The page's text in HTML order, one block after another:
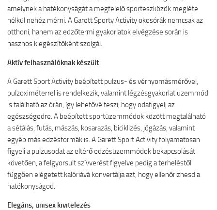
amelynek a hatékonyságát a megfelelő sporteszközök megléte
nélkül nehéz mérni. A Garett Sporty Activity okosórák nemcsak az
otthoni, hanem az edzőtermi gyakorlatok elvégzése során is
hasznos kiegészítőként szolgál.
Aktív felhasználóknak készült
A Garett Sport Activity beépített pulzus- és vérnyomásmérővel,
pulzoximéterrel is rendelkezik, valamint légzésgyakorlat üzemmód
is található az órán, így lehetővé teszi, hogy odafigyelj az
egészségedre. A beépített sportüzemmódok között megtalálható
a sétálás, futás, mászás, kosarazás, biciklizés, jógázás, valamint
egyéb más edzésformák is. A Garett Sport Activity folyamatosan
figyeli a pulzusodat az eltérő edzésüzemmódok bekapcsolását
követően, a felgyorsult szívverést figyelve pedig a terheléstől
függően elégetett kalóriává konvertálja azt, hogy ellenőrizhesd a
hatékonyságod.
Elegáns, unisex kivitelezés